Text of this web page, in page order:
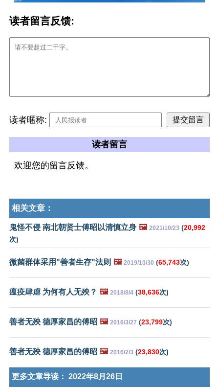
读者留言反馈:
读者暱称:
读者留言
欢迎您的留言反馈。
相关文章：
鬼怪不侵 南北朝贤士傅昭以清慎立身 🖼️ 2021/10/23 (20,992
次)
微菌群体采用"善者生存"法则 🖼️ 2019/10/30 (65,743次)
瘟疫肆虐 为何有人无殃？ 🖼️ 2018/8/4 (38,636次)
善者无殃 德厚家昌的傅昭 🖼️ 2016/3/27 (23,799次)
善者无殃 德厚家昌的傅昭 🖼️ 2016/2/3 (23,830次)
更多文章导读： 2022年8月26日